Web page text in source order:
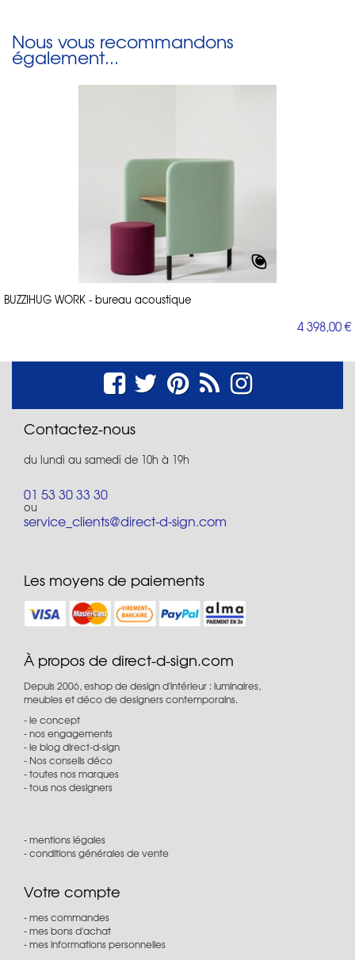
Nous vous recommandons
également...
BUZZIHUG WORK - bureau acoustique
4 398,00 €
Contactez-nous
du lundi au samedi de 10h à 19h
01 53 30 33 30
ou
service_clients@direct-d-sign.com
Les moyens de paiements
À propos de direct-d-sign.com
Depuis 2006, eshop de design d'intérieur : luminaires,
meubles et déco de designers contemporains.
le concept
nos engagements
le blog direct-d-sign
Nos conseils déco
toutes nos marques
tous nos designers
mentions légales
conditions générales de vente
Votre compte
mes commandes
mes bons d'achat
mes informations personnelles